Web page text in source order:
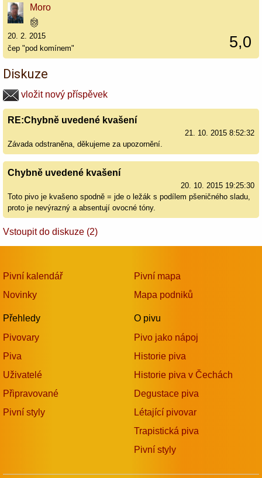
Moro
5,0
20. 2. 2015
čep "pod komínem"
Diskuze
vložit nový příspěvek
RE:Chybně uvedené kvašení
21. 10. 2015 8:52:32
Závada odstraněna, děkujeme za upozornění.
Chybně uvedené kvašení
20. 10. 2015 19:25:30
Toto pivo je kvašeno spodně = jde o ležák s podílem pšeničného sladu,
proto je nevýrazný a absentují ovocné tóny.
Vstoupit do diskuze (2)
Pivní kalendář
Novinky
Přehledy
Pivovary
Piva
Uživatelé
Připravované
Pivní styly
Pivní mapa
Mapa podniků
O pivu
Pivo jako nápoj
Historie piva
Historie piva v Čechách
Degustace piva
Létající pivovar
Trapistická piva
Pivní styly